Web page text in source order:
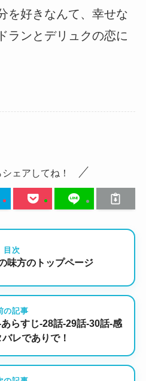
を好きなんて、幸せな
ランとデリュクの恋に
ェアしてね！
目次
味方のトップページ
の記事
らすじ-28話-29話-30話-感
レでありで！